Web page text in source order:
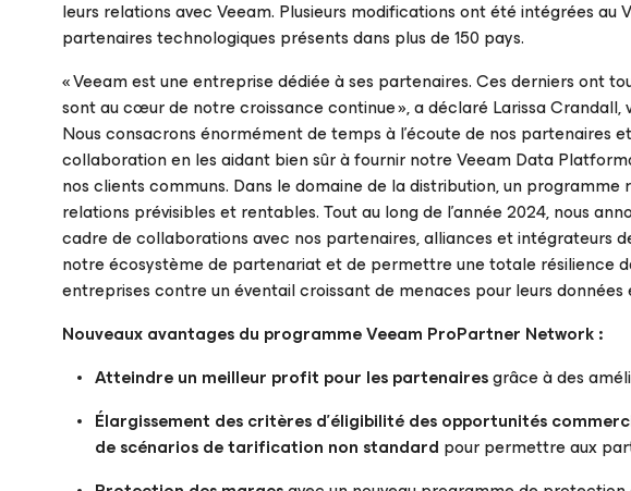
leurs relations avec Veeam. Plusieurs modifications ont été intégrées
partenaires technologiques présents dans plus de 150 pays.
«Veeam est une entreprise dédiée à ses partenaires. Ces derniers ont
sont au cœur de notre croissance continue», a déclaré Larissa
Nous consacrons énormément de temps à l’écoute de nos partenaires
collaboration en les aidant bien sûr à fournir notre Veeam Data
nos clients communs. Dans le domaine de la distribution, un
relations prévisibles et rentables. Tout au long de l’année 2024, nous
cadre de collaborations avec nos partenaires, alliances et intégrateurs
notre écosystème de partenariat et de permettre une totale résilience
entreprises contre un éventail croissant de menaces pour leurs données
Nouveaux avantages du programme Veeam ProPartner Network :
Atteindre un meilleur profit pour les partenairesgrâce à des
Élargissement des critères d’éligibilité des opportunités
de scénarios de tarification non standard pour permettre aux